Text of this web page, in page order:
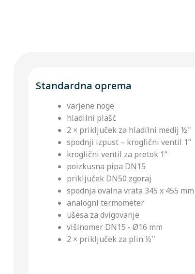
Standardna oprema
varjene noge
hladilni plašč
2 × priključek za hladilni medij ½''
spodnji izpust – kroglični ventil 1“
kroglični ventil za pretok 1“
poizkusna pipa DN15
priključek DN50 zgoraj
spodnja ovalna vrata 345 x 455 mm
analogni termometer
ušesa za dvigovanje
višinomer DN15 - Ø16 mm
2 × priključek za plin ½''